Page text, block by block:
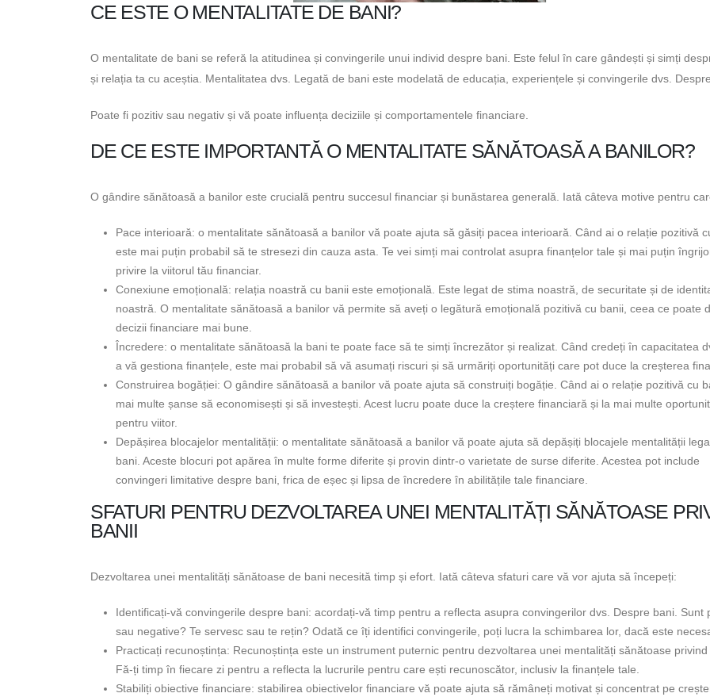
CE ESTE O MENTALITATE DE BANI?
O mentalitate de bani se referă la atitudinea și convingerile unui individ despre bani. Este felul în care gândești și simți
și relația ta cu aceștia. Mentalitatea dvs. Legată de bani este modelată de educația, experiențele și convingerile dvs.
Poate fi pozitiv sau negativ și vă poate influența deciziile și comportamentele financiare.
DE CE ESTE IMPORTANTĂ O MENTALITATE SĂNĂTOASĂ A BANILOR?
O gândire sănătoasă a banilor este crucială pentru succesul financiar și bunăstarea generală. Iată câteva motive pentru
Pace interioară: o mentalitate sănătoasă a banilor vă poate ajuta să găsiți pacea interioară. Când ai o relație pozitivă
este mai puțin probabil să te stresezi din cauza asta. Te vei simți mai controlat asupra finanțelor tale și mai puțin
privire la viitorul tău financiar.
Conexiune emoțională: relația noastră cu banii este emoțională. Este legat de stima noastră, de securitate și de
noastră. O mentalitate sănătoasă a banilor vă permite să aveți o legătură emoțională pozitivă cu banii, ceea ce poate
decizii financiare mai bune.
Încredere: o mentalitate sănătoasă la bani te poate face să te simți încrezător și realizat. Când credeți în capacitatea
a vă gestiona finanțele, este mai probabil să vă asumați riscuri și să urmăriți oportunități care pot duce la creșterea
Construirea bogăției: O gândire sănătoasă a banilor vă poate ajuta să construiți bogăție. Când ai o relație pozitivă cu
mai multe șanse să economisești și să investești. Acest lucru poate duce la creștere financiară și la mai multe
pentru viitor.
Depășirea blocajelor mentalității: o mentalitate sănătoasă a banilor vă poate ajuta să depășiți blocajele mentalității
bani. Aceste blocuri pot apărea în multe forme diferite și provin dintr-o varietate de surse diferite. Acestea pot include
convingeri limitative despre bani, frica de eșec și lipsa de încredere în abilitățile tale financiare.
SFATURI PENTRU DEZVOLTAREA UNEI MENTALITĂȚI SĂNĂTOASE
BANII
Dezvoltarea unei mentalități sănătoase de bani necesită timp și efort. Iată câteva sfaturi care vă vor ajuta să începeți:
Identificați-vă convingerile despre bani: acordați-vă timp pentru a reflecta asupra convingerilor dvs. Despre bani. Sunt
sau negative? Te servesc sau te rețin? Odată ce îți identifici convingerile, poți lucra la schimbarea lor, dacă este
Practicați recunoștința: Recunoștința este un instrument puternic pentru dezvoltarea unei mentalități sănătoase privind
Fă-ți timp în fiecare zi pentru a reflecta la lucrurile pentru care ești recunoscător, inclusiv la finanțele tale.
Stabiliți obiective financiare: stabilirea obiectivelor financiare vă poate ajuta să rămâneți motivat și concentrat pe